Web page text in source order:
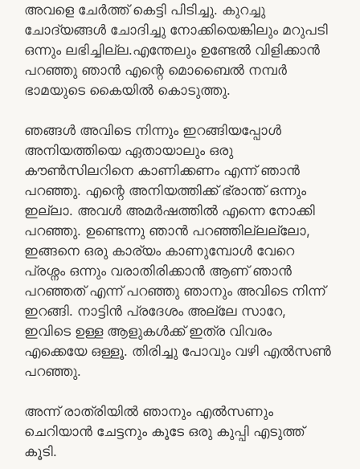
അവളെ ചേർത്ത് കെട്ടി പിടിച്ചു. കുറച്ചു
ചോദ്യങ്ങൾ ചോദിച്ചു നോക്കിയെങ്കിലും മറുപടി
ഒന്നും ലഭിച്ചില്ല.എന്തേലും ഉണ്ടേൽ വിളിക്കാൻ
പറഞ്ഞു ഞാൻ എന്റെ മൊബൈൽ നമ്പർ
ഭാമയുടെ കൈയിൽ കൊടുത്തു.
ഞങ്ങൾ അവിടെ നിന്നും ഇറങ്ങിയപ്പോൾ
അനിയത്തിയെ ഏതായാലും ഒരു
കൗൺസിലറിനെ കാണിക്കണം എന്ന് ഞാൻ
പറഞ്ഞു. എന്റെ അനിയത്തിക്ക് ഭ്രാന്ത് ഒന്നും
ഇല്ലാ. അവൾ അമര്‍ഷത്തിൽ എന്നെ നോക്കി
പറഞ്ഞു. ഉണ്ടെന്നു ഞാൻ പറഞ്ഞില്ലല്ലോ,
ഇങ്ങനെ ഒരു കാര്യം കാണുമ്പോൾ വേറെ
പ്രശ്നം ഒന്നും വരാതിരിക്കാൻ ആണ് ഞാൻ
പറഞ്ഞത് എന്ന് പറഞ്ഞു ഞാനും അവിടെ നിന്ന്
ഇറങ്ങി. നാട്ടിൻ പ്രദേശം അല്ലേ സാറേ,
ഇവിടെ ഉള്ള ആളുകൾക്ക് ഇത്ര വിവരം
എക്കെയേ ഒള്ളൂ. തിരിച്ചു പോവും വഴി എൽസൺ
പറഞ്ഞു.
അന്ന് രാത്രിയിൽ ഞാനും എൽസണും
ചെറിയാൻ ചേട്ടനും കൂടേ ഒരു കുപ്പി എടുത്ത്
കൂടി.